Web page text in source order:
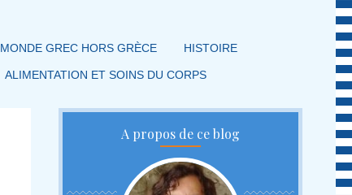
MONDE GREC HORS GRÈCE HISTOIRE
ALIMENTATION ET SOINS DU CORPS
A propos de ce blog